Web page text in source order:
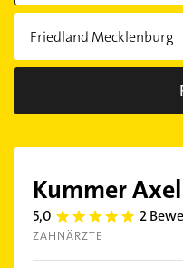
Kummer
5,0 5.0 2
ZAHNÄRZTE